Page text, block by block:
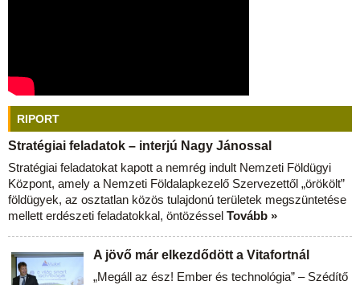
RIPORT
Stratégiai feladatok – interjú Nagy Jánossal
Stratégiai feladatokat kapott a nemrég indult Nemzeti Földügyi
Központ, amely a Nemzeti Földalapkezelő Szervezettől „örökölt”
földügyek, az osztatlan közös tulajdonú területek megszüntetése
mellett erdészeti feladatokkal, öntözéssel Tovább »
A jövő már elkezdődött a Vitafortnál
„Megáll az ész! Ember és technológia” – Szédítő